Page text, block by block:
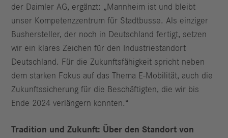
der Daimler AG, ergänzt: „Mannheim ist und bleibt
unser Kompetenzzentrum für Stadtbusse. Als einziger
Bushersteller, der noch in Deutschland fertigt, setzen
wir ein klares Zeichen für den Industriestandort
Deutschland. Für die Zukunftsfähigkeit spricht neben
dem starken Fokus auf das Thema E-Mobilität, auch die
Zukunftssicherung für die Beschäftigten, die wir bis
Ende 2024 verlängern konnten.“
Tradition und Zukunft: Über den Standort von